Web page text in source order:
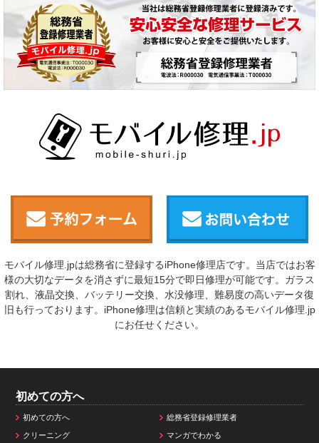
モバイル修理.jpは総務省に登録するiPhone修理店です。当店ではお客
様の大切なデータを消さずに最短15分で即日修理が可能です。ガラス
割れ、液晶交換、バッテリー交換、水没修理、難易度の高いデータ復
旧も行っております。iPhone修理は信頼と実績のあるモバイル修理.jp
にお任せください。
初めての方へ
初めての方へ 総務省登録修理業者
クリーニング マンガでわかる